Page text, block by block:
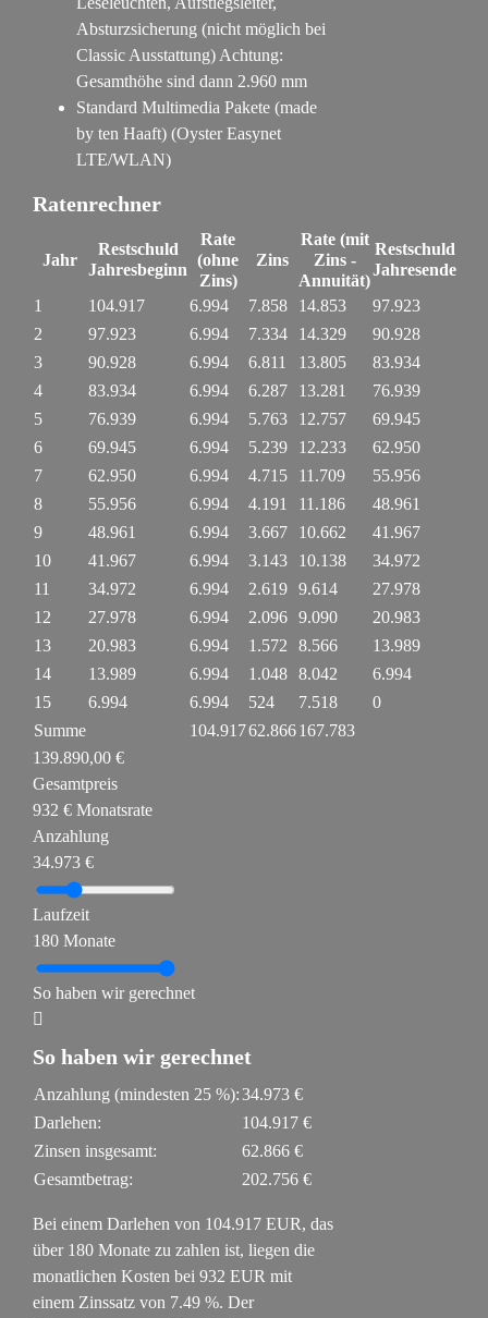
Absturzsicherung (nicht möglich bei
Classic Ausstattung) Achtung:
Gesamthöhe sind dann 2.960 mm
Standard Multimedia Pakete (made
by ten Haaft) (Oyster Easynet
LTE/WLAN)
Ratenrechner
Jahr
Restschuld
Jahresbeginn
Rate
(ohne
Zins)
Zins
Rate (mit
Zins -
Annuität)
Restschuld
Jahresende
1
104.917 6.994 7.858 14.853
97.923
2
97.923 6.994 7.334 14.329
90.928
3
90.928 6.994 6.811 13.805
83.934
4
83.934 6.994 6.287 13.281
76.939
5
76.939 6.994 5.763 12.757
69.945
6
69.945 6.994 5.239 12.233
62.950
7
62.950 6.994 4.715 11.709
55.956
8
55.956 6.994 4.191 11.186
48.961
9
48.961 6.994 3.667 10.662
41.967
10
41.967 6.994 3.143 10.138
34.972
11
34.972 6.994 2.619 9.614
27.978
12
27.978 6.994 2.096 9.090
20.983
13
20.983 6.994 1.572 8.566
13.989
14
13.989 6.994 1.048 8.042
6.994
15
6.994 6.994 524 7.518
0
Summe
104.91762.866167.783
139.890,00 €
Gesamtpreis
932 € Monatsrate
Anzahlung
34.973 €
Laufzeit
180 Monate
So haben wir gerechnet
So haben wir gerechnet
Anzahlung (mindesten 25 %):34.973 €
Darlehen:
104.917 €
Zinsen insgesamt:
62.866 €
Gesamtbetrag:
202.756 €
Bei einem Darlehen von 104.917 EUR, das
über 180 Monate zu zahlen ist, liegen die
monatlichen Kosten bei 932 EUR mit
einem Zinssatz von 7.49 %. Der